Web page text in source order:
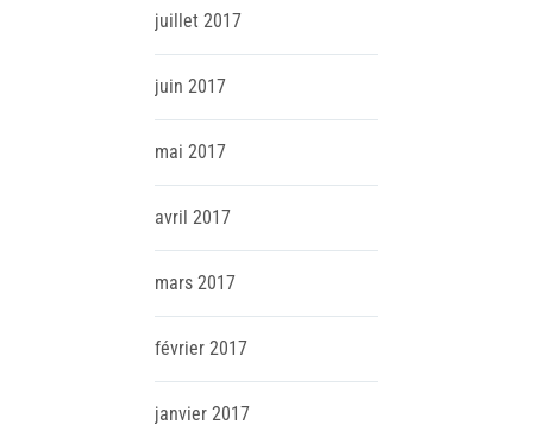
juillet 2017
juin 2017
mai 2017
avril 2017
mars 2017
février 2017
janvier 2017